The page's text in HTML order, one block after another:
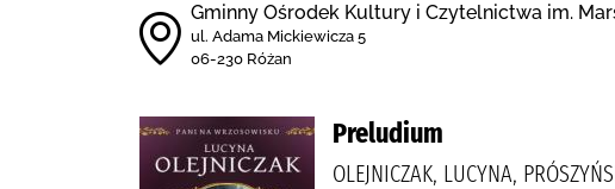
Gminny Ośrodek Kultury i Czytelnictwa im.
ul. Adama Mickiewicza 5
06-230 Różan
Preludium
OLEJNICZAK, LUCYNA,